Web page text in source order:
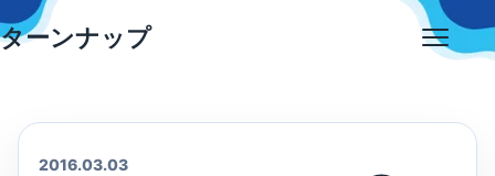
Skip
to
ターンナップ
2016.03.03